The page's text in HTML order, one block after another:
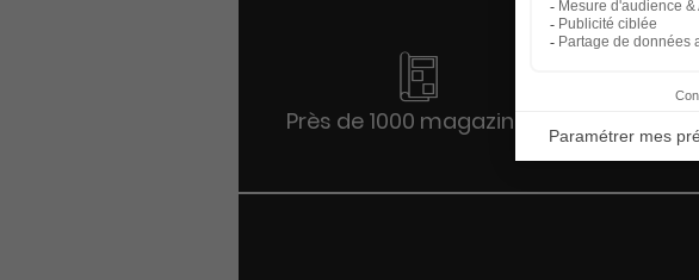
Près de 1000 magazines